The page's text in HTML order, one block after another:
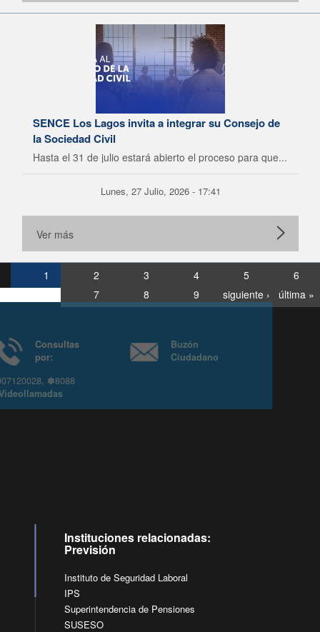
SENCE Los Lagos invita a integrar su Consejo de
la Sociedad Civil
Hasta el 31 de julio estará abierto el proceso para que...
Lunes, 27 Julio, 2026 - 17:41
Ver más
1 2 3 4 5
6
7
8 9 siguiente › última »
Consultas
6007120028, ✽8088
yVideollamadas
Ciudadano
Instituciones relacionadas:
Previsión
Instituto de Seguridad Laboral
IPS
Superintendencia de Pensiones
SUSESO